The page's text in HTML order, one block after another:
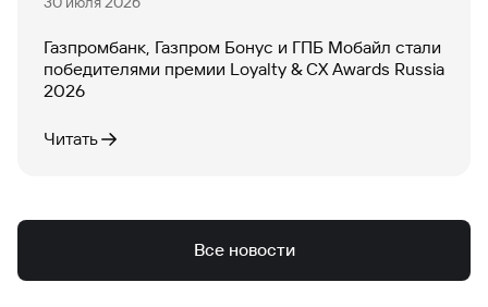
Газпромбанк, Газпром Бонус и ГПБ Мобайл стали
победителями премии Loyalty & CX Awards Russia
2026
Читать
Все новости